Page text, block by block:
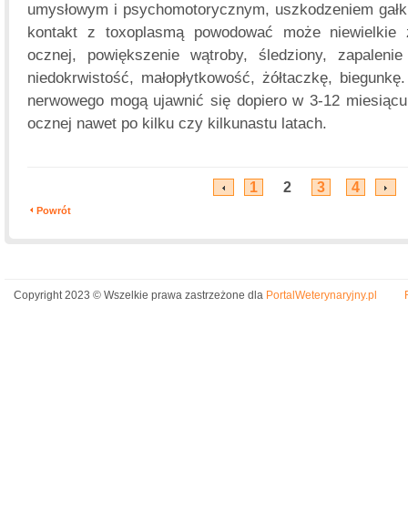
umysłowym i psychomotorycznym, uszkodzeniem
kontakt z toxoplasmą powodować może niewielkie
ocznej, powiększenie wątroby, śledziony,
niedokrwistość, małopłytkowość, żółtaczkę,
nerwowego mogą ujawnić się dopiero w 3-12
ocznej nawet po kilku czy kilkunastu latach.
1 2 3 4
Powrót
Copyright 2023 © Wszelkie prawa zastrzeżone dla PortalWeterynaryjny.pl